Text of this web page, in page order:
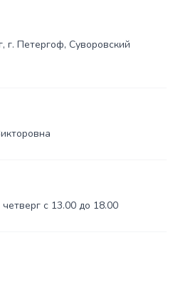
г. Петергоф, Суворовский
с 13.00 до 18.00